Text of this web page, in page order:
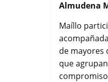
o
o
k
e
A
p
Almudena
Maíllo
de mayores
que